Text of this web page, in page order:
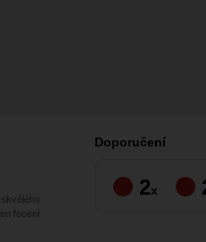
focení
Doporučení
2x